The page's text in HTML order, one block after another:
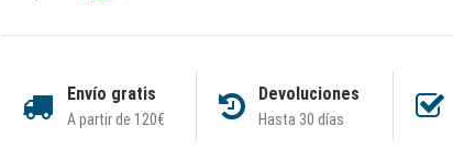
Envío gratis
A partir de 120€
Devoluciones
Hasta 30 días